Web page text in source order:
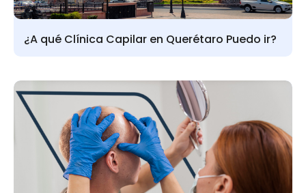
¿A qué Clínica Capilar en Querétaro Puedo ir?